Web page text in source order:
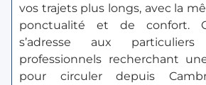
vos trajets plus longs, avec la
ponctualité et de confort.
s’adresse aux
professionnels recherchant
pour circuler depuis